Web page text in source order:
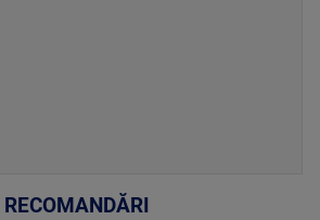
RECOMANDĂRI